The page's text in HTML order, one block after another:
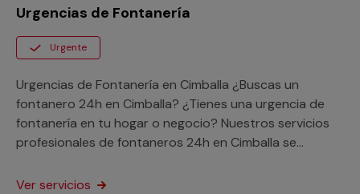
Urgencias de Fontanería
Urgente
Urgencias de Fontanería en Cimballa ¿Buscas un
fontanero 24h en Cimballa? ¿Tienes una urgencia de
fontanería en tu hogar o negocio? Nuestros servicios
profesionales de fontaneros 24h en Cimballa se
cualquier lugar de la provincia de Zaragoza.
Ver servicios